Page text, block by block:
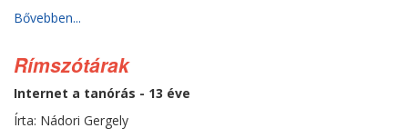
Bővebben...
Rímszótárak
Internet a tanórás - 13 éve
Írta: Nádori Gergely